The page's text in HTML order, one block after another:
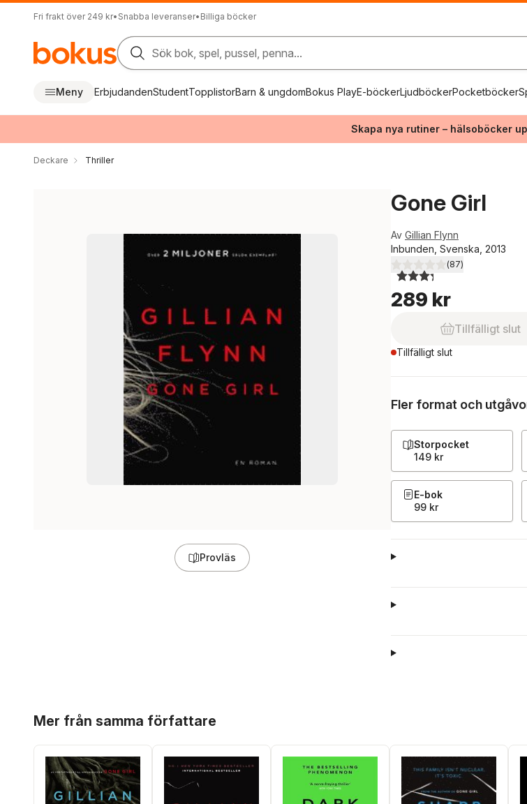
Fri frakt över 249 kr• Snabba leveranser• Billiga böcker
Sök bok, spel, pussel, penna...
Meny ErbjudandenStudentTopplistorBarn & ungdomBokus PlayE-böckerLjudböckerPocketböcker
Skapa nya rutiner – hälsoböcker
Deckare Thriller
Provläs
Gone Girl
Av Gillian Flynn
Inbunden, Svenska, 2013
3,3utav 5 stjärnor. Totalt antal
(87)
289 kr
Tillfälligt slut
Tillfälligt slut
Fler format och
Storpocket
149 kr
E-bok
99 kr
Mer från samma författare